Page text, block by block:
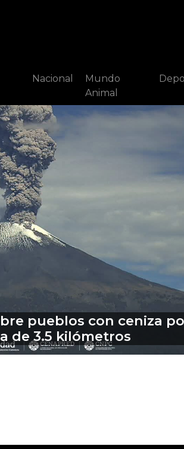
Nacional
Mundo
Animal
la aprobación a
voluntad de